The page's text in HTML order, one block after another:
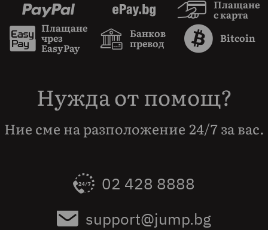
Плащане
с карта
Плащане
чрез
EasyPay
Банков
превод
Bitcoin
Нужда от помощ?
Ние сме на разположение 24/7 за вас.
02 428 8888
support@jump.bg